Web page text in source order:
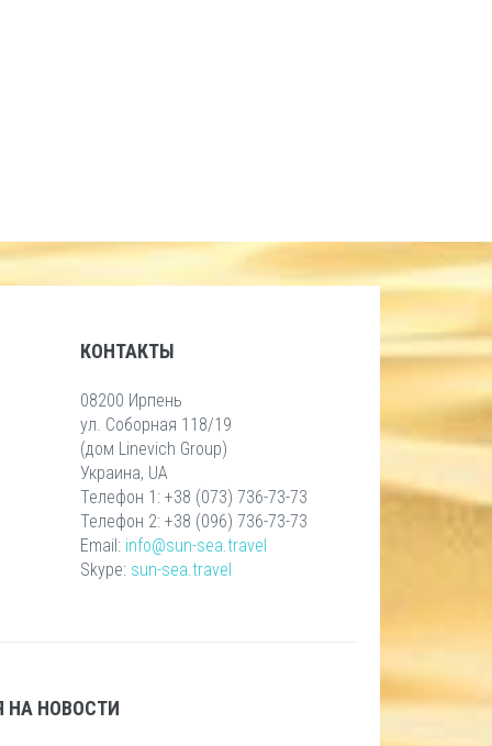
КОНТАКТЫ
08200 Ирпень
ул. Соборная 118/19
(дом Linevich Group)
Украина, UA
Телефон 1: +38 (073) 736-73-73
Телефон 2: +38 (096) 736-73-73
Email: info@sun-sea.travel
Skype: sun-sea.travel
НА НОВОСТИ